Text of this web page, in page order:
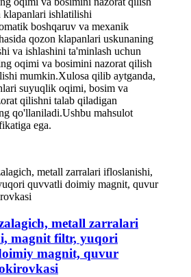
klapanlari ishlatilishi
boshqaruv va mexanik
qozon klapanlari uskunaning
va ishlashini ta'minlash uchun
oqimi va bosimini nazorat qilish
mumkin.Xulosa qilib aytganda,
suyuqlik oqimi, bosim va
qilishni talab qiladigan
qo'llaniladi.Ushbu mahsulot
ega.
metall zarralari
magnit filtr, yuqori
magnit, quvur